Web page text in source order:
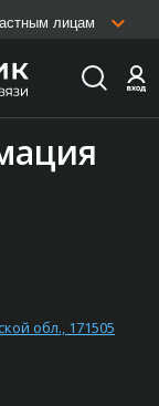
лицам
обл., 171505